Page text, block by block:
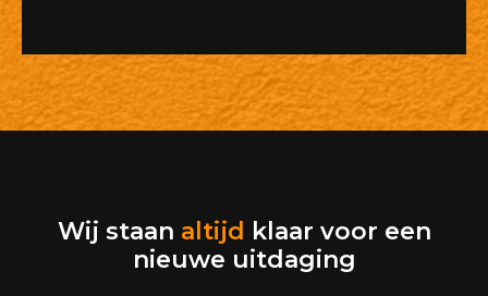
Wij staan altijd klaar voor een
nieuwe uitdaging